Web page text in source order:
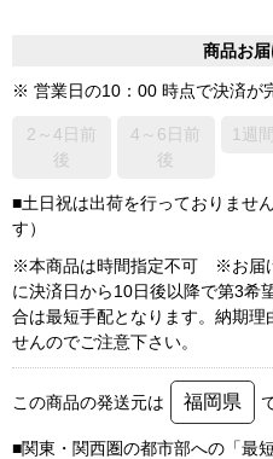
商品お
※ 営業日の10：00 時点で決済が
2～4日前
後
4～6日前
後
1週
■土日祝は出荷を行っておりませ
す）
※本商品は時間指定不可 ※お届
に決済日から10日後以降で第3希
合は最短手配となります。納期理
せんのでご注意下さい。
この商品の発送元は 福岡県
■関東・関西圏の都市部への「最